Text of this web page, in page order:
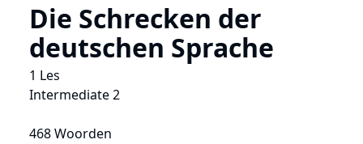
Die Schrecken der
deutschen Sprache
1 Les
Intermediate 2
468 Woorden